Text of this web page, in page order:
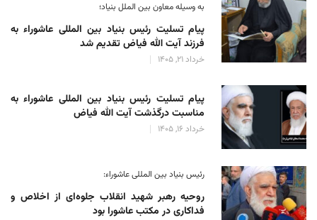
به وسیله معاون بین الملل بنیاد؛
پیام تسلیت رئیس بنیاد بین المللی عاشوراء به
فرزند آیت الله فیاض تقدیم شد
خرداد 21, 1405
پیام تسلیت رئیس بنیاد بین المللی عاشوراء به
مناسبت درگذشت آیت الله فیاض
خرداد 16, 1405
رئیس بنیاد بین المللی عاشوراء:
روحیه رهبر شهید انقلاب جلوه‌ای از اخلاص و
فداکاری در مکتب عاشورا بود